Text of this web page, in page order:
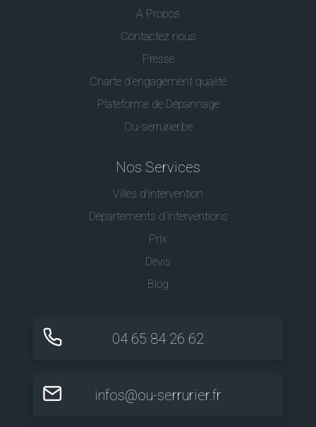
A Propos
Contactez nous
Presse
Charte d’engagement qualité
Plateforme de Dépannage
Ou-serrurier.be
Nos Services
Villes d'intervention
Départements d'interventions
Prix
Devis
Blog
04 65 84 26 62
infos@ou-serrurier.fr